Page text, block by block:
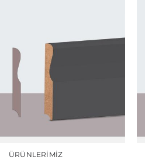
ÜRÜNLERIMIZ